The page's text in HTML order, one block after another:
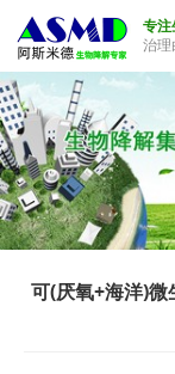
专注
治理
可(厌氧+海洋)微